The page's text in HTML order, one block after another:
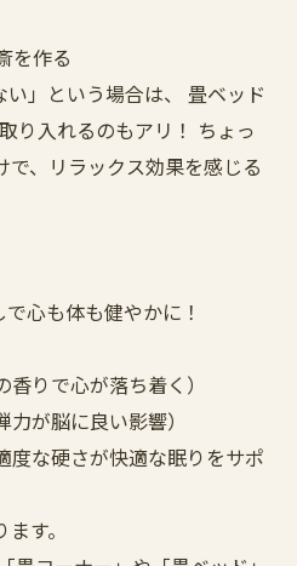
を作る
い」という場合は、 畳ベッド
り入れるのもアリ！ ちょっ
で、リラックス効果を感じる
心も体も健やかに！
りで心が落ち着く）
が脳に良い影響）
度な硬さが快適な眠りをサポ
す。